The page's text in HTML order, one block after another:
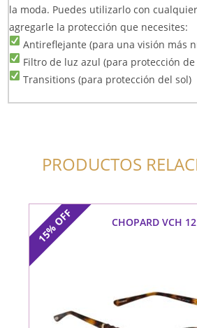
la moda. Puedes utilizarlo con
agregarle la protección que necesites:
Antireflejante (para una visión más
Filtro de luz azul (para protección
Transitions (para protección del sol)
PRODUCTOS
15%
OFF CHOPARD VCH